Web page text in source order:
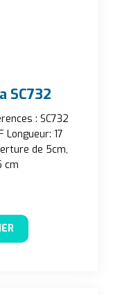
SC732
: SC732
17
de 5cm,
cm